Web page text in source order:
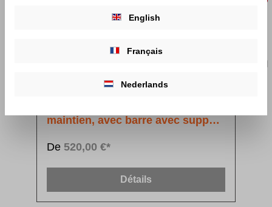
maintien, avec barre avec support
De 520,00 €*
Détails
English
Français
Nederlands